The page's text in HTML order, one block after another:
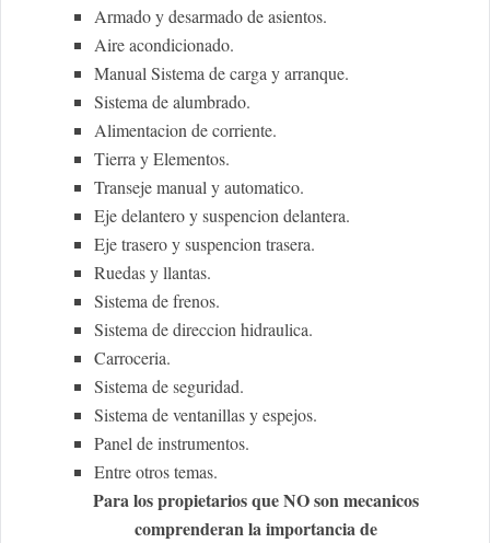
Armado y desarmado de asientos.
Aire acondicionado.
Manual Sistema de carga y arranque.
Sistema de alumbrado.
Alimentacion de corriente.
Tierra y Elementos.
Transeje manual y automatico.
Eje delantero y suspencion delantera.
Eje trasero y suspencion trasera.
Ruedas y llantas.
Sistema de frenos.
Sistema de direccion hidraulica.
Carroceria.
Sistema de seguridad.
Sistema de ventanillas y espejos.
Panel de instrumentos.
Entre otros temas.
Para los propietarios que NO son mecanicos
comprenderan la importancia de